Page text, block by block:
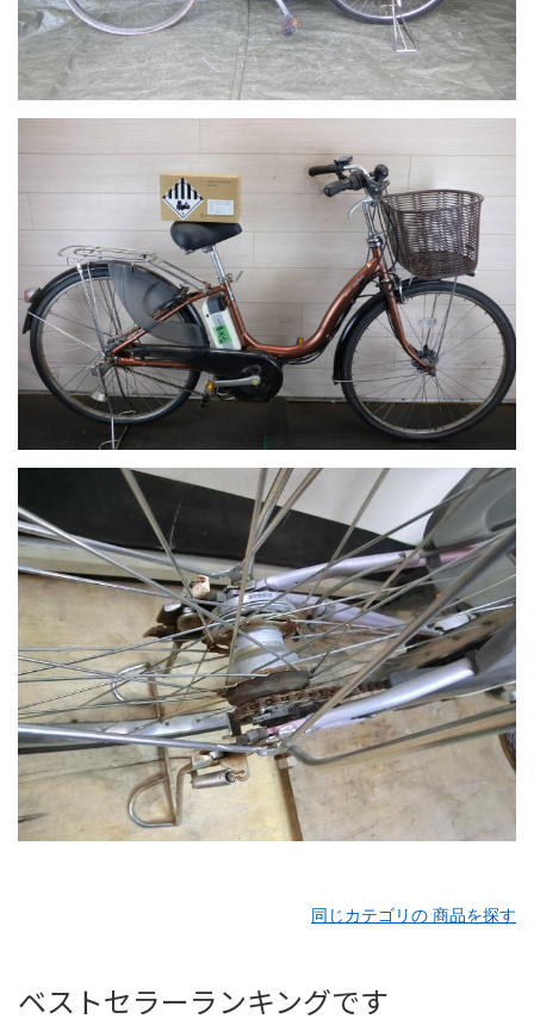
同じカテゴリの 商品を探す
ベストセラーランキングです